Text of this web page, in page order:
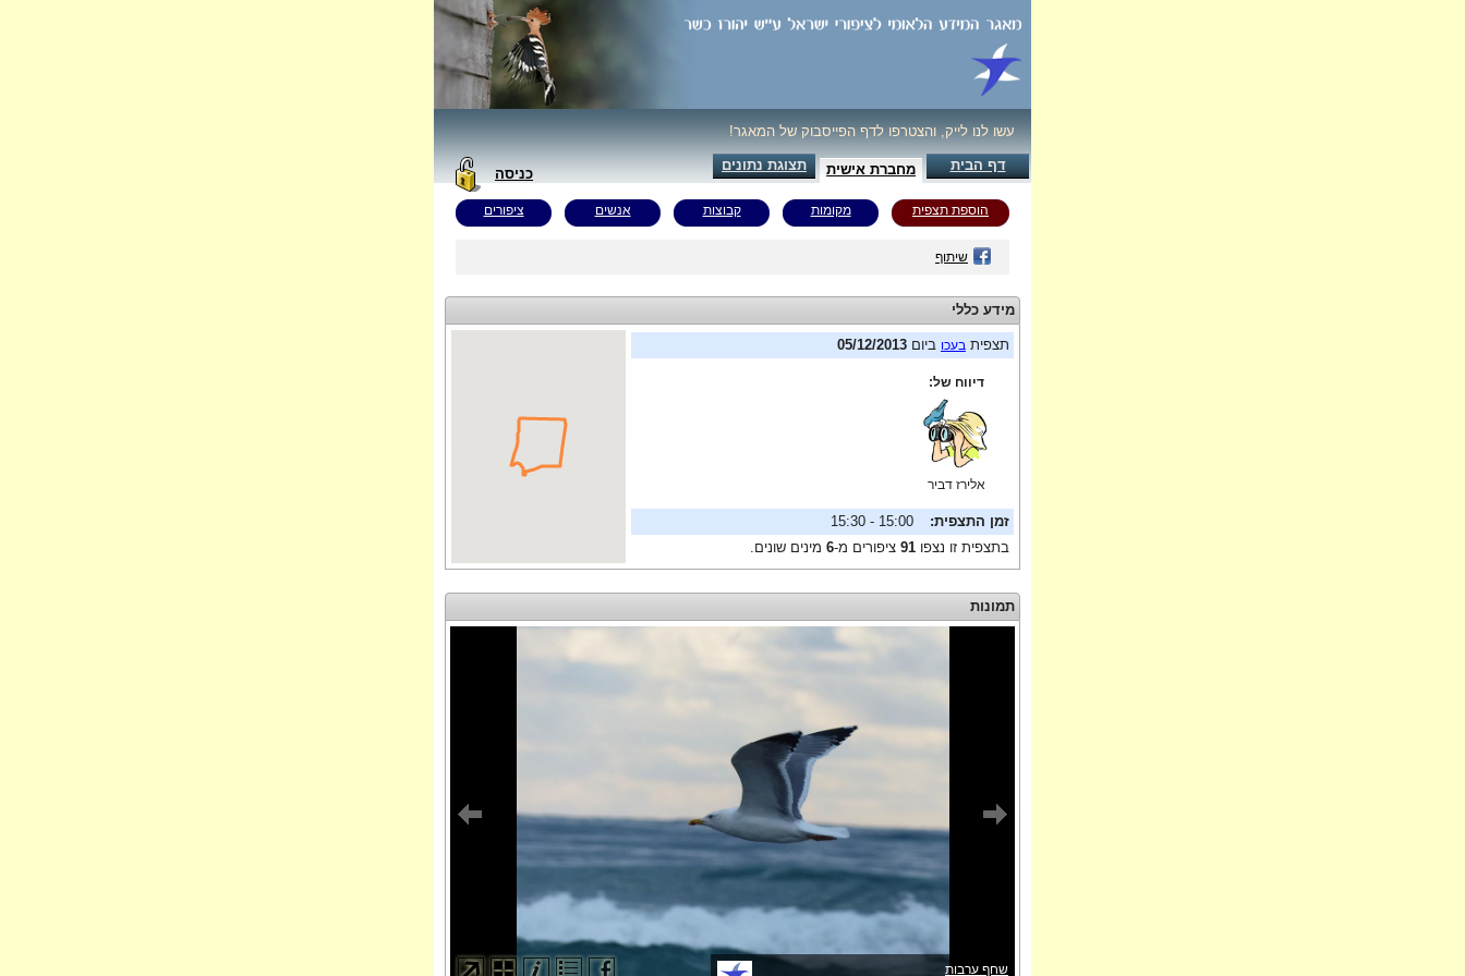
עשו לנו לייק, והצטרפו לדף הפייסבוק של המאגר!
דף הבית מחברת אישית תצוגת נתונים
כניסה
הוספת תצפית מקומות קבוצות אנשים ציפורים
שיתוף
מידע כללי
תצפית בעכו ביום 05/12/2013
דיווח של:
אלירז דביר
זמן התצפית:
15:00 - 15:30
בתצפית זו נצפו 91 ציפורים מ-6 מינים שונים.
תמונות
שחף ערבות